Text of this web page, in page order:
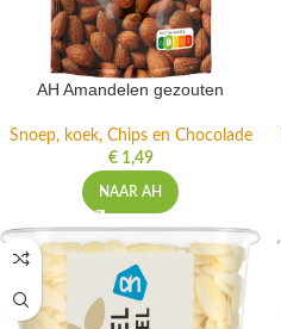
AH Amandelen gezouten
Snoep, koek, Chips en Chocolade
€1,49
NAAR AH